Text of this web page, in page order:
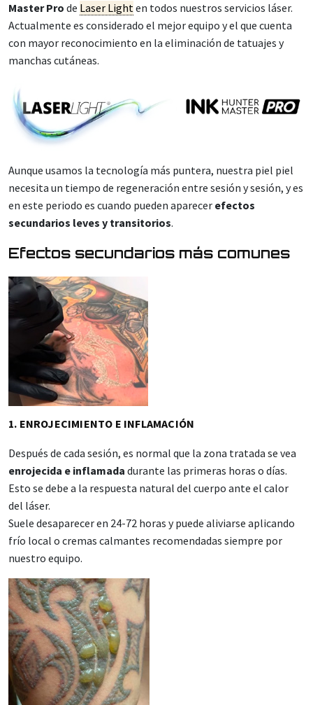
Master Pro de Laser Lighten todos nuestros servicios láser.
Actualmente es considerado el mejor equipo y el que cuenta
con mayor reconocimiento en la eliminación de tatuajes y
manchas cutáneas.
Aunque usamos la tecnología más puntera, nuestra piel piel
necesita un tiempo de regeneración entre sesión y sesión, y es
en este periodo es cuando pueden aparecer efectos
secundarios leves y transitorios.
Efectos secundarios más comunes
1. ENROJECIMIENTO E INFLAMACIÓN
Después de cada sesión, es normal que la zona tratada se vea
enrojecida e inflamada durante las primeras horas o días.
Esto se debe a la respuesta natural del cuerpo ante el calor
del láser.
Suele desaparecer en 24-72 horas y puede aliviarse aplicando
frío local o cremas calmantes recomendadas siempre por
nuestro equipo.